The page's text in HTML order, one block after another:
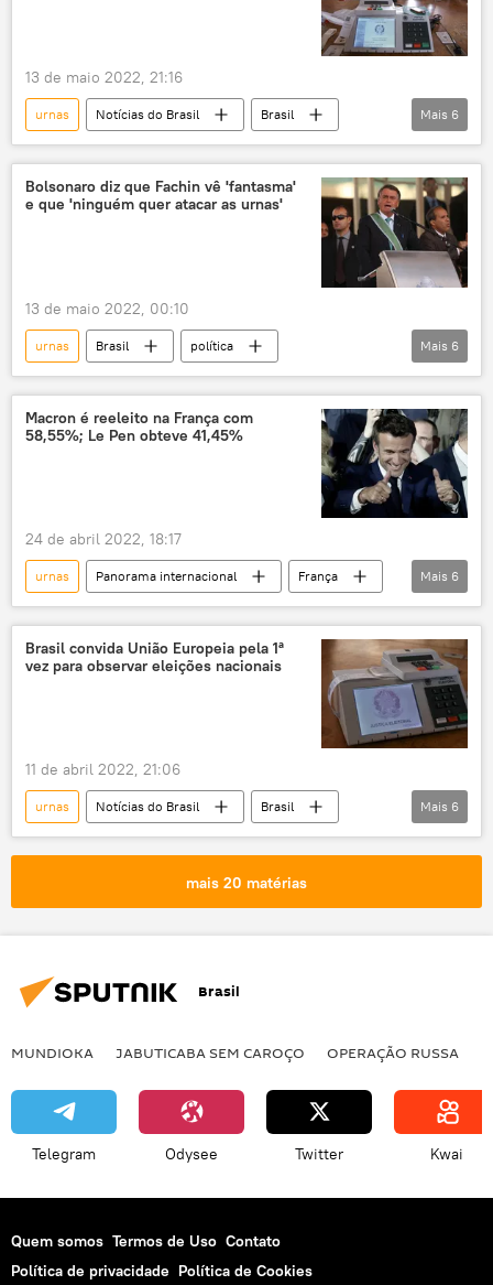
TSE
eleições
STF
críticas
declarações
13 de maio 2022, 21:16
urnas Notícias do Brasil
Brasil
urna eletrônica
eleições
processo eleitoral
TSE
tribunal
testes
Mais 6
Bolsonaro diz que Fachin vê 'fantasma'
e que 'ninguém quer atacar as urnas'
13 de maio 2022, 00:10
urnas Brasil
política
urna eletrônica
eleições
Jair Bolsonaro
STF
Notícias do Brasil
Mais 6
Macron é reeleito na França com
58,55%; Le Pen obteve 41,45%
24 de abril 2022, 18:17
urnas Panorama internacional
França
eleições
Emmanuel Macron
Marine Le Pen
presidente
presidência
Europa
Mais 6
Brasil convida União Europeia pela 1ª
vez para observar eleições nacionais
11 de abril 2022, 21:06
urnas Notícias do Brasil
Brasil
eleições
presidente
presidência
TSE
Mais 6
mais 20 matérias
Brasil
MUNDIOKA JABUTICABA SEM CAROÇO OPERAÇÃO RUSSA
Telegram Odysee Twitter Kwai
Quem somos Termos de Uso Contato
Política de privacidade Política de Cookies